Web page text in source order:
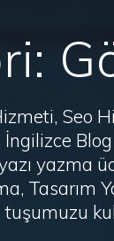
Seo
yazma